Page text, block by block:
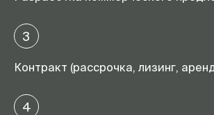
3
Контракт (рассрочка, лизинг,
4